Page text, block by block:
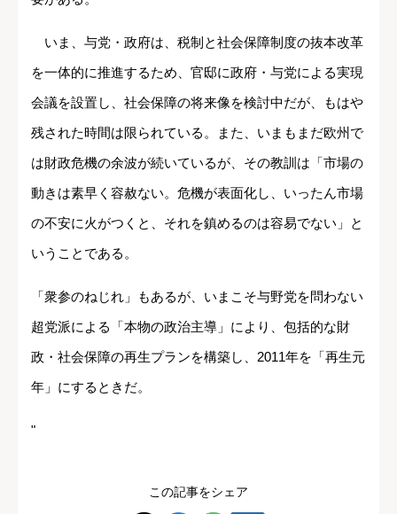
いま、与党・政府は、税制と社会保障制度の抜本改革
を一体的に推進するため、官邸に政府・与党による実現
会議を設置し、社会保障の将来像を検討中だが、もはや
残された時間は限られている。また、いまもまだ欧州で
は財政危機の余波が続いているが、その教訓は「市場の
動きは素早く容赦ない。危機が表面化し、いったん市場
の不安に火がつくと、それを鎮めるのは容易でない」と
いうことである。
「衆参のねじれ」もあるが、いまこそ与野党を問わない
超党派による「本物の政治主導」により、包括的な財
政・社会保障の再生プランを構築し、2011年を「再生元
年」にするときだ。
"
この記事をシェア